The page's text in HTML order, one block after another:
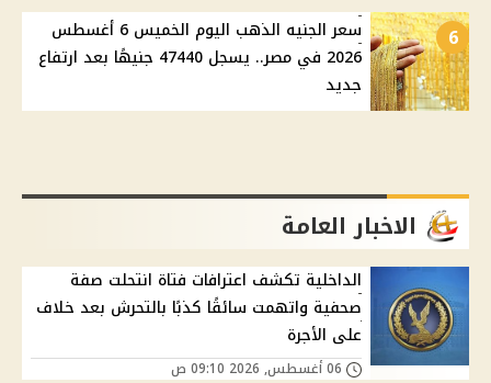
6
سعر الجنيه الذهب اليوم الخميس 6 أغسطس
2026 في مصر.. يسجل 47440 جنيهًا بعد ارتفاع
جديد
الاخبار العامة
الداخلية تكشف اعترافات فتاة انتحلت صفة
صحفية واتهمت سائقًا كذبًا بالتحرش بعد خلاف
على الأجرة